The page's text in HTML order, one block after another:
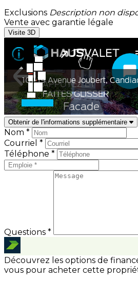
Exclusions Description non
Vente avec garantie légale
Visite 3D
Obtenir de l'informations supplémentaire
Nom *
Courriel *
Téléphone *
Questions *
Découvrez les options de
vous pour acheter cette